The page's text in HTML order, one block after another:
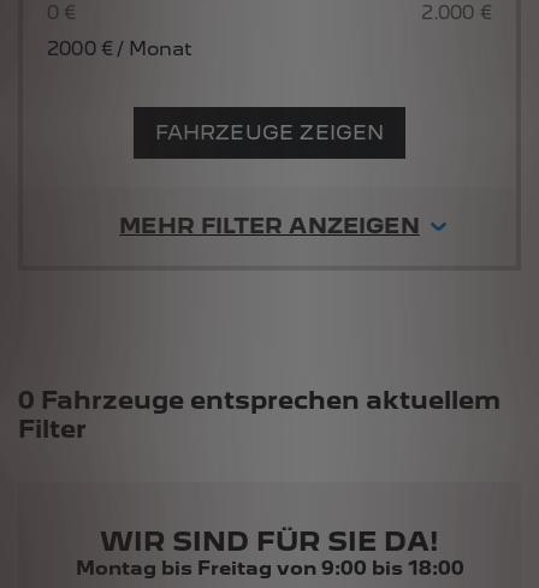
0 €
2.000 €
2000€ / Monat
FAHRZEUGE ZEIGEN
MEHR FILTER ANZEIGEN
Suchergebnisse
0 Fahrzeuge entsprechen aktuellem
Filter
WIR SIND FÜR SIE DA!
Montag bis Freitag von 9:00 bis 18:00